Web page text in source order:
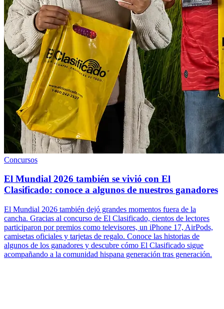
Concursos
El Mundial 2026 también se vivió con El
Clasificado: conoce a algunos de nuestros ganadores
El Mundial 2026 también dejó grandes momentos fuera de la
cancha. Gracias al concurso de El Clasificado, cientos de lectores
participaron por premios como televisores, un iPhone 17, AirPods,
camisetas oficiales y tarjetas de regalo. Conoce las historias de
algunos de los ganadores y descubre cómo El Clasificado sigue
acompañando a la comunidad hispana generación tras generación.